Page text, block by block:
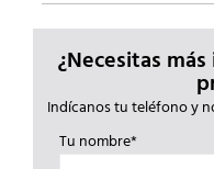
¿Necesitas
Indícanos tu teléfono y
Tu nombre*